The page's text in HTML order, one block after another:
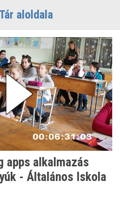
aloldala
apps alkalmazás
- Általános Iskola